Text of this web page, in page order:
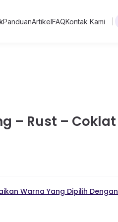
PanduanArtikelFAQKontak Kami
– Rust – Coklat
Warna Yang Dipilih Dengan